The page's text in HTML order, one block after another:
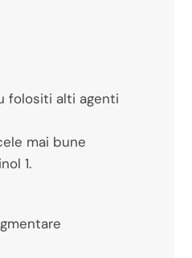
folositi alti agenti
mai bune
1.